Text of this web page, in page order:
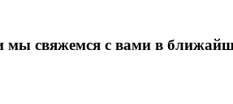
мы свяжемся с вами в